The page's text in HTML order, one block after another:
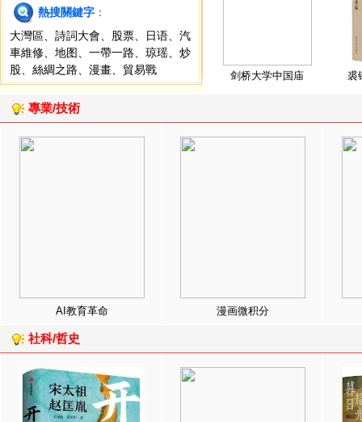
熱搜關鍵字 ：
大灣區
詩詞大會 股票 日语
汽
車維修
地图 一帶一路 琼瑶
炒
股
絲綢之路 漫畫 貿易戰 剑桥大学中国庙 裘
專業/技術
AI教育革命 漫画微积分
社科/哲史